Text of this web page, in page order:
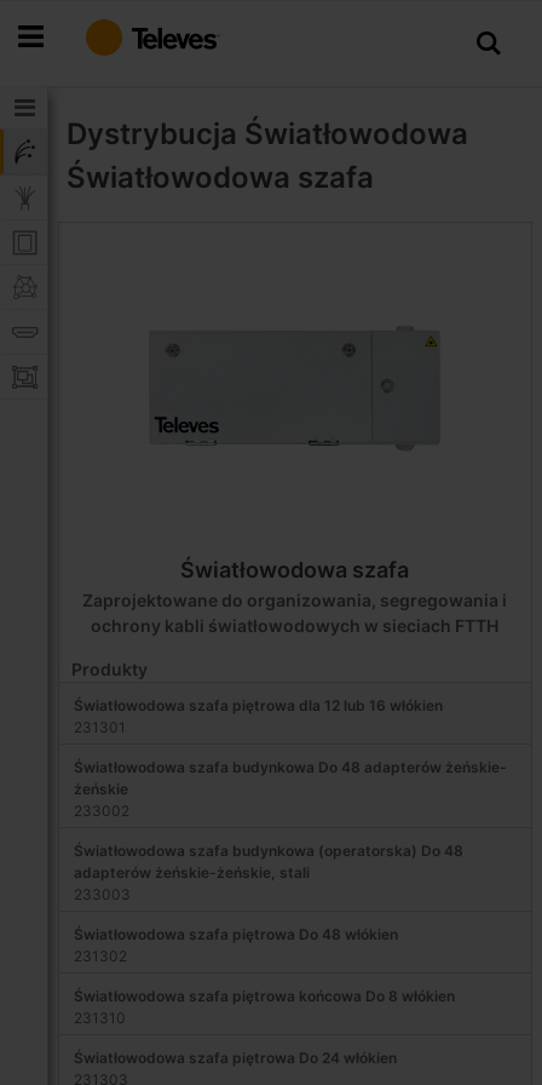
do
Dystrybucja Światłowodowa
Światłowodowa szafa
Światłowodowa szafa
Zaprojektowane do organizowania, segregowania i
ochrony kabli światłowodowych w sieciach FTTH
Produkty
Światłowodowa szafa piętrowa dla 12 lub 16 włókien
231301
Światłowodowa szafa budynkowa Do 48 adapterów żeńskie-
żeńskie
233002
Światłowodowa szafa budynkowa (operatorska) Do 48
adapterów żeńskie-żeńskie, stali
233003
Światłowodowa szafa piętrowa Do 48 włókien
231302
Światłowodowa szafa piętrowa końcowa Do 8 włókien
231310
Światłowodowa szafa piętrowa Do 24 włókien
231303